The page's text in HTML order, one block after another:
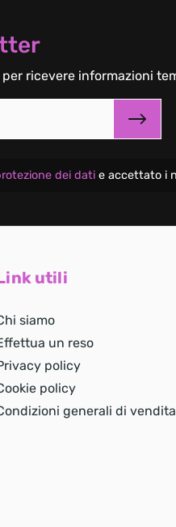
ricevere informazioni
dei dati e accettato i
utili
siamo
un reso
policy
policy
generali di vendita